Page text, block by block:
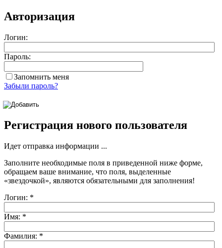
Авторизация
Логин:
Пароль:
Запомнить меня
Забыли пароль?
Регистрация нового пользователя
Идет отправка информации ...
Заполните необходимые поля в приведенной ниже форме,
обращаем ваше внимание, что поля, выделенные
«звездочкой», являются обязательными для заполнения!
Логин: *
Имя: *
Фамилия: *